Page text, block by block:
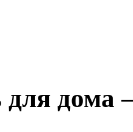
для дома